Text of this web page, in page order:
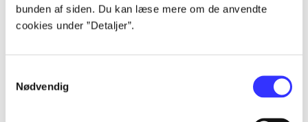
bunden af siden. Du kan læse mere om de anvendte
cookies under ”Detaljer”.
Nødvendig
Alle registrerede artikler fordelt på udgivelser